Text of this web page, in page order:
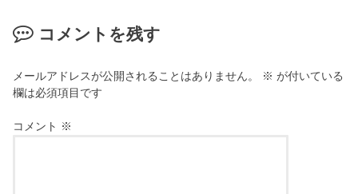
コメントを残す
メールアドレスが公開されることはありません。 ※ が付いている
欄は必須項目です
コメント ※